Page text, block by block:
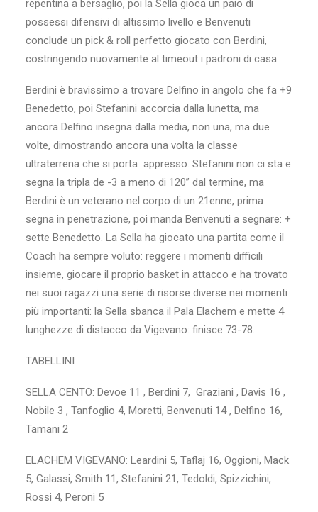
repentina a bersaglio, poi la Sella gioca un paio di
possessi difensivi di altissimo livello e Benvenuti
conclude un pick & roll perfetto giocato con Berdini,
costringendo nuovamente al timeout i padroni di casa.
Berdini è bravissimo a trovare Delfino in angolo che fa +9
Benedetto, poi Stefanini accorcia dalla lunetta, ma
ancora Delfino insegna dalla media, non una, ma due
volte, dimostrando ancora una volta la classe
ultraterrena che si porta appresso. Stefanini non ci sta e
segna la tripla de -3 a meno di 120” dal termine, ma
Berdini è un veterano nel corpo di un 21enne, prima
segna in penetrazione, poi manda Benvenuti a segnare: +
sette Benedetto. La Sella ha giocato una partita come il
Coach ha sempre voluto: reggere i momenti difficili
insieme, giocare il proprio basket in attacco e ha trovato
nei suoi ragazzi una serie di risorse diverse nei momenti
più importanti: la Sella sbanca il Pala Elachem e mette 4
lunghezze di distacco da Vigevano: finisce 73-78.
TABELLINI
SELLA CENTO: Devoe 11 , Berdini 7, Graziani , Davis 16 ,
Nobile 3 , Tanfoglio 4, Moretti, Benvenuti 14, Delfino 16,
Tamani 2
ELACHEM VIGEVANO: Leardini 5, Taflaj 16, Oggioni, Mack
5, Galassi, Smith 11, Stefanini 21, Tedoldi, Spizzichini,
Rossi 4, Peroni 5